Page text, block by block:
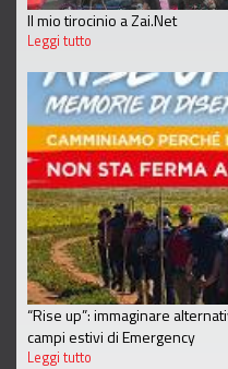
Il mio tirocinio a Zai.Net
Leggi tutto
“Rise up”: immaginare
campi estivi di Emergency
Leggi tutto